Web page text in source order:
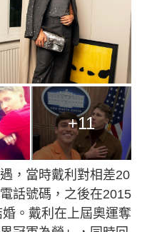
+11
，當時戴利對相差20
話號碼，之後在2015
。戴利在上屆奧運奪